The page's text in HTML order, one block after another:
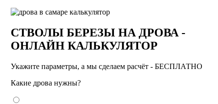
СТВОЛЫ БЕРЕЗЫ НА ДРОВА -
ОНЛАЙН КАЛЬКУЛЯТОР
Укажите параметры, а мы сделаем расчёт - БЕСПЛАТНО
Какие дрова нужны?